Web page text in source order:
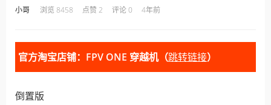
小哥 浏览 8458 点赞 2 评论 0 4年前
官方淘宝店铺：FPV ONE 穿越机（跳转链接）
倒置版